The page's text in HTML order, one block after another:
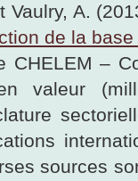
Vaulry, A.
de la
CHELEM –
valeur
sources